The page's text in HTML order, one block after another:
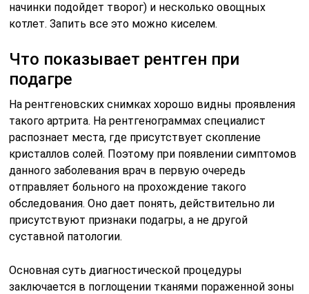
начинки подойдет творог) и несколько овощных
котлет. Запить все это можно киселем.
Что показывает рентген при
подагре
На рентгеновских снимках хорошо видны проявления
такого артрита. На рентгенограммах специалист
распознает места, где присутствует скопление
кристаллов солей. Поэтому при появлении симптомов
данного заболевания врач в первую очередь
отправляет больного на прохождение такого
обследования. Оно дает понять, действительно ли
присутствуют признаки подагры, а не другой
суставной патологии.
Основная суть диагностической процедуры
заключается в поглощении тканями пораженной зоны